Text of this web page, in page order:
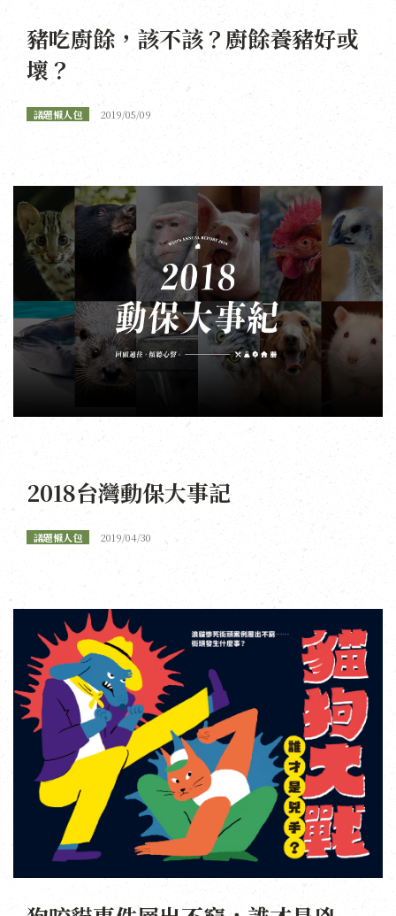
豬吃廚餘，該不該？廚餘養豬好或
壞？
議題懶人包 2019/05/09
2018台灣動保大事記
議題懶人包 2019/04/30